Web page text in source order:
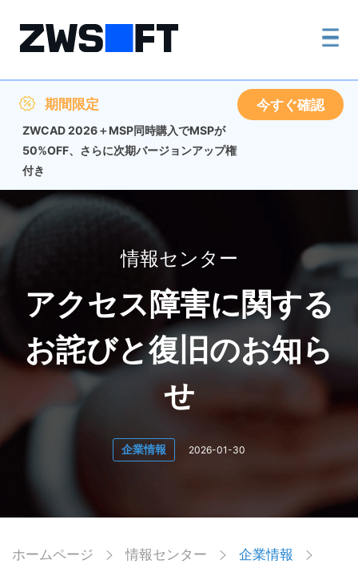
期間限定
ZWCAD 2026＋MSP同時購入でMSPが
50%OFF、さらに次期バージョンアップ権
付き
今すぐ確認
情報センター
アクセス障害に関する
お詫びと復旧のお知ら
せ
企業情報 2026-01-30
ホームページ 情報センター
企業情報